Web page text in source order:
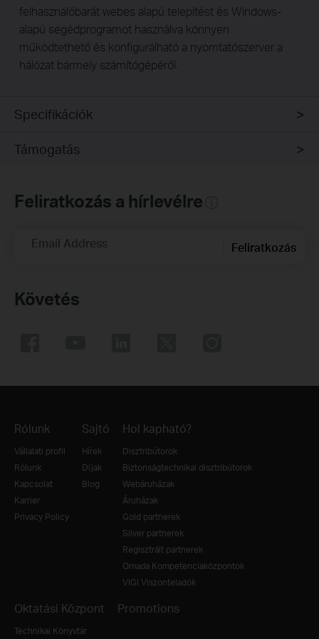
felhasználóbarát webes alapú telepítést és Windows-
alapú segédprogramot használva könnyen
működtethető és konfigurálható a nyomtatószerver a
hálózat bármely számítógépéről.
Specifikációk
Támogatás
Feliratkozás a hírlevélre
Email Address Feliratkozás
Követés
Rólunk
Vállalati profil
Rólunk
Kapcsolat
Karrier
Privacy Policy
Sajtó
Hírek
Díjak
Blog
Hol kapható?
Disztribútorok
Biztonságtechnikai disztribútorok
Webáruházak
Áruházak
Gold partnerek
Silver partnerek
Regisztrált partnerek
Omada Kompetenciaközpontok
VIGI Viszonteladók
Oktatási Központ
Technikai Könyvtár
Promotions